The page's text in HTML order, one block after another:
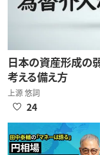
日本の資産形成の
考える備え方
上源 悠詞
24